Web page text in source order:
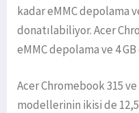
kadar eMMC depolama
donatılabiliyor. Acer
eMMC depolama ve 4
Acer Chromebook 315
modellerinin ikisi de